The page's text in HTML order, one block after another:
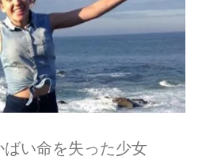
い命を失った少女